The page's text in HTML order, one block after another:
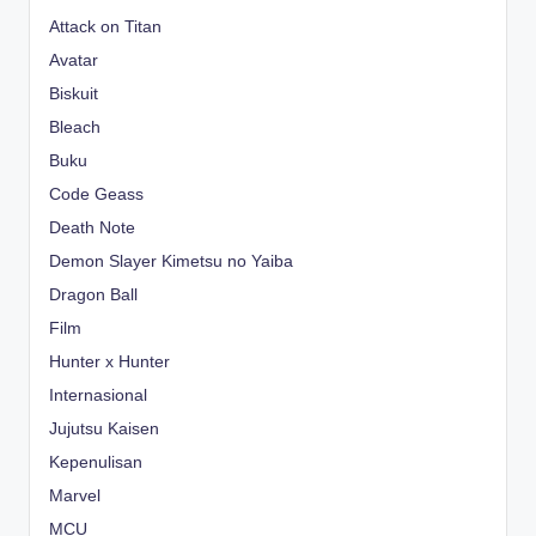
Attack on Titan
Avatar
Biskuit
Bleach
Buku
Code Geass
Death Note
Demon Slayer Kimetsu no Yaiba
Dragon Ball
Film
Hunter x Hunter
Internasional
Jujutsu Kaisen
Kepenulisan
Marvel
MCU